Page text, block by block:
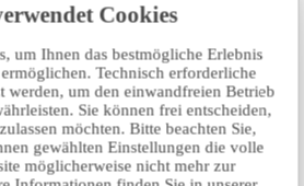
Cookies
um Ihnen das bestmögliche Erlebnis
Technisch erforderliche
werden, um den einwandfreien Betrieb
Sie können frei entscheiden,
möchten. Bitte beachten Sie,
gewählten Einstellungen die volle
möglicherweise nicht mehr zur